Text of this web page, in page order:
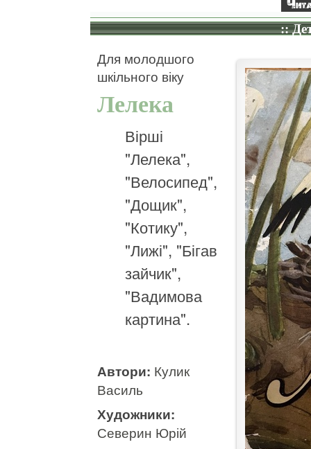
::
Для молодшого
шкільного віку
Лелека
Вірші
"Лелека",
"Велосипед",
"Дощик",
"Котику",
"Лижі", "Бігав
зайчик",
"Вадимова
картина".
Автори: Кулик
Василь
Художники:
Северин Юрій